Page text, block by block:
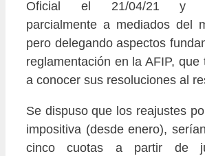
Oficial el 21/04/21 y
parcialmente a mediados del
pero delegando aspectos
reglamentación en la AFIP,
a conocer sus resoluciones al
Se dispuso que los reajustes
impositiva (desde enero),
cinco cuotas a partir de